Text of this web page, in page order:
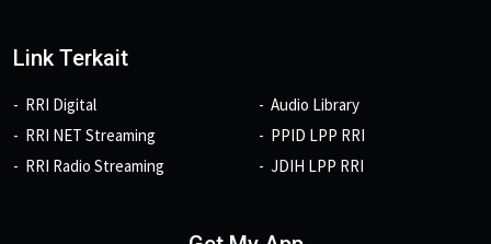
Link Terkait
RRI Digital
RRI NET Streaming
RRI Radio Streaming
Audio Library
PPID LPP RRI
JDIH LPP RRI